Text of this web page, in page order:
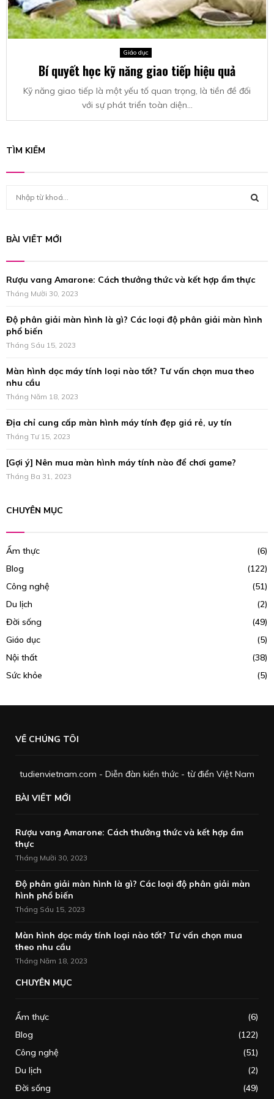
Giáo dục
Bí quyết học kỹ năng giao tiếp hiệu quả
Kỹ năng giao tiếp là một yếu tố quan trọng, là tiền đề đối
với sự phát triển toàn diện...
TÌM KIẾM
c
o
r
C
BÀI VIẾT MỚI
Rượu vang Amarone: Cách thưởng thức và kết hợp ẩm thực
Tháng Mười 30, 2023
Độ phân giải màn hình là gì? Các loại độ phân giải màn hình
phổ biến
Tháng Sáu 15, 2023
Màn hình dọc máy tính loại nào tốt? Tư vấn chọn mua theo
nhu cầu
Tháng Năm 18, 2023
Địa chỉ cung cấp màn hình máy tính đẹp giá rẻ, uy tín
Tháng Tư 15, 2023
[Gợi ý] Nên mua màn hình máy tính nào để chơi game?
Tháng Ba 31, 2023
CHUYÊN MỤC
Ẩm thực
(6)
Blog
(122)
Công nghệ
(51)
Du lịch
(2)
Đời sống
(49)
Giáo dục
(5)
Nội thất
(38)
Sức khỏe
(5)
VỀ CHÚNG TÔI
tudienvietnam.com - Diễn đàn kiến thức - từ điển Việt Nam
BÀI VIẾT MỚI
Rượu vang Amarone: Cách thưởng thức và kết hợp ẩm
thực
Tháng Mười 30, 2023
Độ phân giải màn hình là gì? Các loại độ phân giải màn
hình phổ biến
Tháng Sáu 15, 2023
Màn hình dọc máy tính loại nào tốt? Tư vấn chọn mua
theo nhu cầu
Tháng Năm 18, 2023
CHUYÊN MỤC
Ẩm thực
(6)
Blog
(122)
Công nghệ
(51)
Du lịch
(2)
Đời sống
(49)